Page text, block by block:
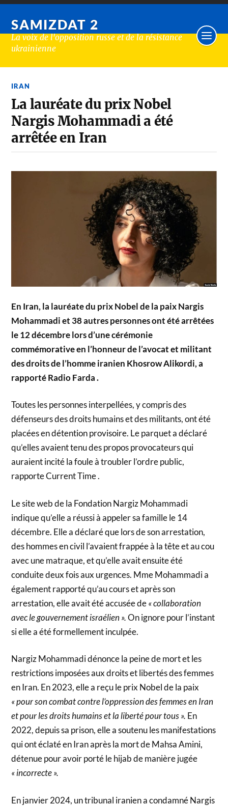
SAMIZDAT 2
La voix de l'opposition russe et de la résistance
ukrainienne
IRAN
La lauréate du prix Nobel
Nargis Mohammadi a été
arrêtée en Iran
En Iran, la lauréate du prix Nobel de la paix Nargis
Mohammadi et 38 autres personnes ont été arrêtées
le 12 décembre lors d’une cérémonie
commémorative en l’honneur de l’avocat et militant
des droits de l’homme iranien Khosrow Alikordi, a
rapporté Radio Farda .
Toutes les personnes interpellées, y compris des
défenseurs des droits humains et des militants, ont été
placées en détention provisoire. Le parquet a déclaré
qu’elles avaient tenu des propos provocateurs qui
auraient incité la foule à troubler l’ordre public,
rapporte Current Time .
Le site web de la Fondation Nargiz Mohammadi
indique qu’elle a réussi à appeler sa famille le 14
décembre. Elle a déclaré que lors de son arrestation,
des hommes en civil l’avaient frappée à la tête et au cou
avec une matraque, et qu’elle avait ensuite été
conduite deux fois aux urgences. Mme Mohammadi a
également rapporté qu’au cours et après son
arrestation, elle avait été accusée de« collaboration
avec le gouvernement israélien ».On ignore pour l’instant
si elle a été formellement inculpée.
Nargiz Mohammadi dénonce la peine de mort et les
restrictions imposées aux droits et libertés des femmes
en Iran. En 2023, elle a reçu le prix Nobel de la paix
« pour son combat contre l’oppression des femmes en Iran
et pour les droits humains et la liberté pour tous ». En
2022, depuis sa prison, elle a soutenu les manifestations
qui ont éclaté en Iran après la mort de Mahsa Amini,
détenue pour avoir porté le hijab de manière jugée
« incorrecte ».
En janvier 2024, un tribunal iranien a condamné Nargis